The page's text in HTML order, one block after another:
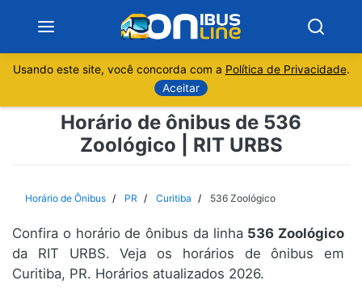
Sobre
Rio de Janeiro
Usando este site, você concorda com a Política de Privacidade.
Aceitar
Horário de ônibus de 536
Zoológico | RIT URBS
Horário de Ônibus PR Curitiba 536 Zoológico
Confira o horário de ônibus da linha 536 Zoológico
da RIT URBS. Veja os horários de ônibus em
Curitiba, PR. Horários atualizados 2026.